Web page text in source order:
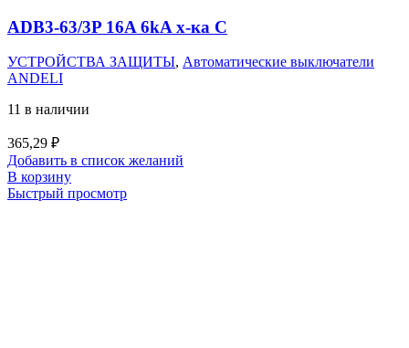
ADB3-63/3P 16A 6kA х-ка C
УСТРОЙСТВА ЗАЩИТЫ, Автоматические выключатели
ANDELI
11 в наличии
365,29 ₽
Добавить в список желаний
В корзину
Быстрый просмотр